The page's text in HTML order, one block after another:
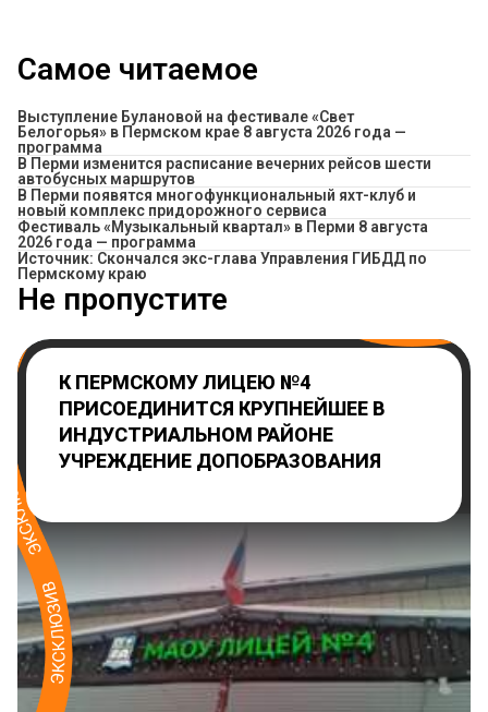
Самое читаемое
Выступление Булановой на фестивале «Свет
Белогорья» в Пермском крае 8 августа 2026 года —
программа
​В Перми изменится расписание вечерних рейсов шести
автобусных маршрутов
В Перми появятся многофункциональный яхт-клуб и
новый комплекс придорожного сервиса
Фестиваль «Музыкальный квартал» в Перми 8 августа
2026 года — программа
Источник: Скончался экс-глава Управления ГИБДД по
Пермскому краю
Не пропустите
К ПЕРМСКОМУ ЛИЦЕЮ №4
ПРИСОЕДИНИТСЯ КРУПНЕЙШЕЕ В
ИНДУСТРИАЛЬНОМ РАЙОНЕ
УЧРЕЖДЕНИЕ ДОПОБРАЗОВАНИЯ